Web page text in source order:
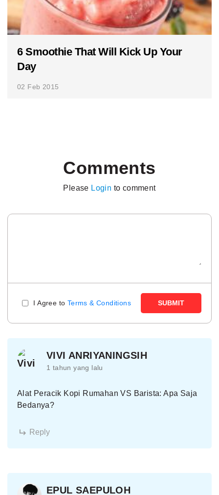
6 Smoothie That Will Kick Up Your
Day
02 Feb 2015
Comments
Please Login to comment
I Agree to Terms & Conditions SUBMIT
VIVI ANRIYANINGSIH
1 tahun yang lalu
Alat Peracik Kopi Rumahan VS Barista: Apa Saja
Bedanya?
Reply
EPUL SAEPULOH